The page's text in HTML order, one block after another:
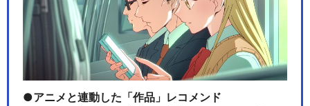
アニメと連動した「作品」レコメンド